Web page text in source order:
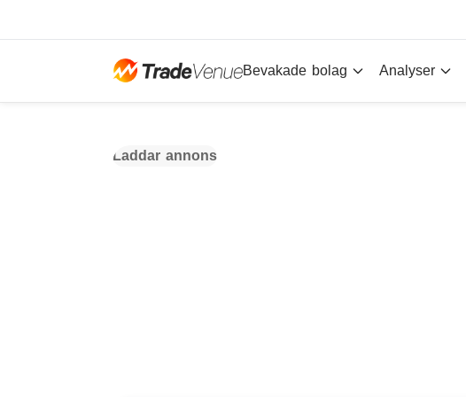
Bevakade bolag Analyser
Laddar annons